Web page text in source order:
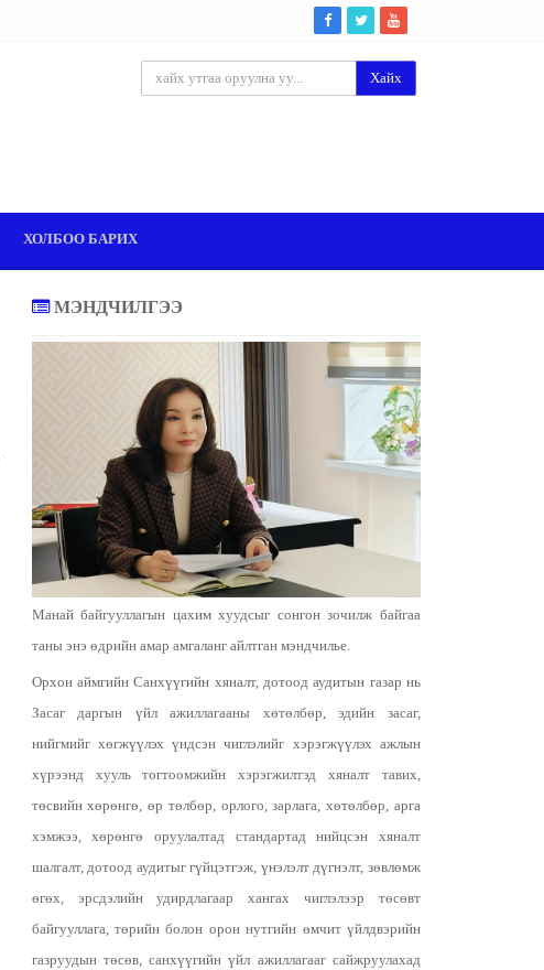
Хайх
ХОЛБОО БАРИХ
МЭНДЧИЛГЭЭ
Манай байгууллагын цахим хуудсыг сонгон зочилж байгаа
таны энэ өдрийн амар амгаланг айлтган мэндчилье.
Орхон аймгийн Санхүүгийн хяналт, дотоод аудитын газар нь
Засаг даргын үйл ажиллагааны хөтөлбөр, эдийн засаг,
нийгмийг хөгжүүлэх үндсэн чиглэлийг хэрэгжүүлэх ажлын
хүрээнд хууль тогтоомжийн хэрэгжилтэд хяналт тавих,
төсвийн хөрөнгө, өр төлбөр, орлого, зарлага, хөтөлбөр, арга
хэмжээ, хөрөнгө оруулалтад стандартад нийцсэн хяналт
шалгалт, дотоод аудитыг гүйцэтгэж, үнэлэлт дүгнэлт, зөвлөмж
өгөх, эрсдэлийн удирдлагаар хангах чиглэлээр төсөвт
байгууллага, төрийн болон орон нутгийн өмчит үйлдвэрийн
газруудын төсөв, санхүүгийн үйл ажиллагааг сайжруулахад